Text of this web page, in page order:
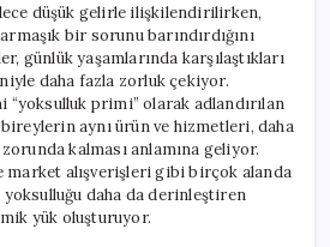
Nedir
ve
Nasıl
Oluşur?
için
düşük gelirle ilişkilendirilirken,
bir sorunu barındırdığını
günlük yaşamlarında karşılaştıkları
daha fazla zorluk çekiyor.
“yoksulluk primi” olarak adlandırılan
aynı ürün ve hizmetleri, daha
kalması anlamına geliyor.
alışverişleri gibi birçok alanda
daha da derinleştiren
yük oluşturuyor.